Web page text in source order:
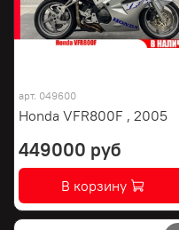
арт. 049600
Honda VFR800F , 2005
449000 руб
В корзину